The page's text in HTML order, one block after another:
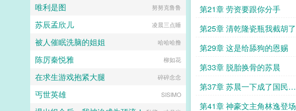
么赛
第21章 劳资要跟你分手
第25章 清乾隆瓷瓶我截胡了
第29章 这是给舔狗的恩赐
第33章 脱胎换骨的苏晨
第37章 苏晨一下成了国民老
公
第41章 神豪文主角林逸登场
唯利是图 努努克鲁鲁
苏辰孟欣儿 凌晨三点睡
被人催眠洗脑的姐姐 哈哈哈撸
陈厉秦悦雅 柳如花
在求生游戏抱紧大腿 碎碎念念
丐世英雄 SISIMO